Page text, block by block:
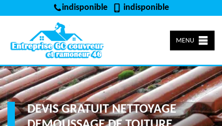
indisponible indisponible
MENU
DEVIS GRATUIT NETTOYAGE